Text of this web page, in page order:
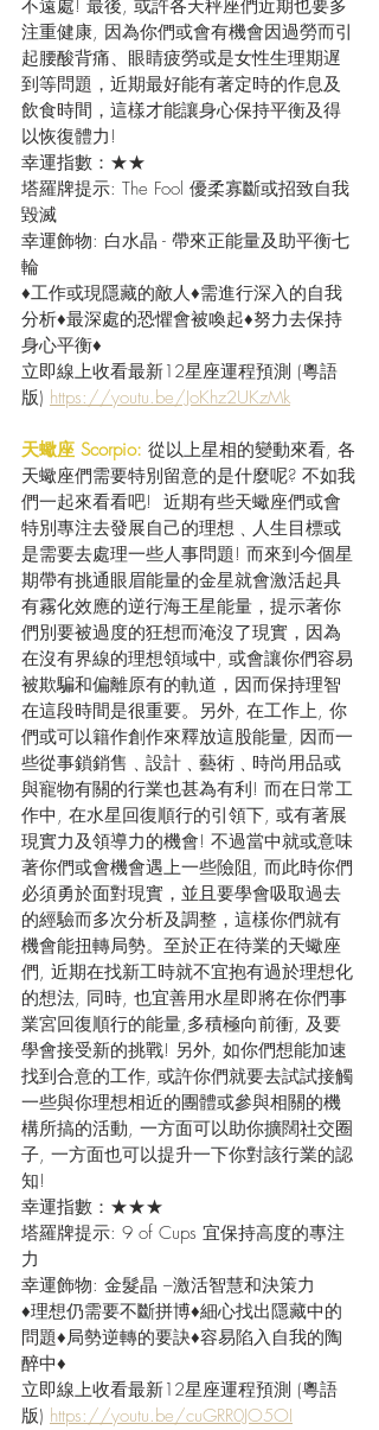
不遠處! 最後, 或許各天秤座們近期也要多
注重健康, 因為你們或會有機會因過勞而引
起腰酸背痛、眼睛疲勞或是女性生理期遅
到等問題，近期最好能有著定時的作息及
飲食時間，這樣才能讓身心保持平衡及得
以恢復體力!
幸運指數：★★
塔羅牌提示: The Fool 優柔寡斷或招致自我
毀滅
幸運飾物: 白水晶 - 帶來正能量及助平衡七
輪
♦工作或現隱藏的敵人♦需進行深入的自我
分析♦最深處的恐懼會被喚起♦努力去保持
身心平衡♦
立即線上收看最新12星座運程預測 (粵語
版) https://youtu.be/JoKhz2UKzMk
天蠍座 Scorpio: 從以上星相的變動來看, 各
天蠍座們需要特別留意的是什麼呢? 不如我
們一起來看看吧!  近期有些天蠍座們或會
特別專注去發展自己的理想﹑人生目標或
是需要去處理一些人事問題! 而來到今個星
期帶有挑通眼眉能量的金星就會激活起具
有霧化效應的逆行海王星能量，提示著你
們別要被過度的狂想而淹沒了現實，因為
在沒有界線的理想領域中, 或會讓你們容易
被欺騙和偏離原有的軌道，因而保持理智
在這段時間是很重要。另外, 在工作上, 你
們或可以籍作創作來釋放這股能量, 因而一
些從事鎖銷售﹑設計﹑藝術﹑時尚用品或
與寵物有關的行業也甚為有利! 而在日常工
作中, 在水星回復順行的引領下, 或有著展
現實力及領導力的機會! 不過當中就或意味
著你們或會機會遇上一些險阻, 而此時你們
必須勇於面對現實，並且要學會吸取過去
的經驗而多次分析及調整，這樣你們就有
機會能扭轉局勢。至於正在待業的天蠍座
們, 近期在找新工時就不宜抱有過於理想化
的想法, 同時, 也宜善用水星即將在你們事
業宮回復順行的能量,多積極向前衝, 及要
學會接受新的挑戰! 另外, 如你們想能加速
找到合意的工作, 或許你們就要去試試接觸
一些與你理想相近的團體或參與相關的機
構所搞的活動, 一方面可以助你擴闊社交圈
子, 一方面也可以提升一下你對該行業的認
知!
幸運指數：★★★
塔羅牌提示: 9 of Cups 宜保持高度的專注
力
幸運飾物: 金髮晶 –激活智慧和決策力
♦理想仍需要不斷拼博♦細心找出隱藏中的
問題♦局勢逆轉的要訣♦容易陷入自我的陶
醉中♦
立即線上收看最新12星座運程預測 (粵語
版) https://youtu.be/cuGRR0JO5OI